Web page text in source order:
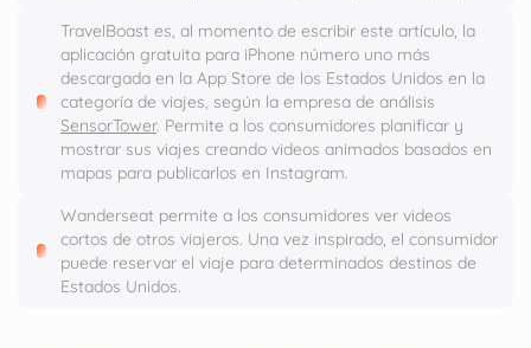
TravelBoast es, al momento de escribir este artículo, la
aplicación gratuita para iPhone número uno más
descargada en la App Store de los Estados Unidos en la
categoría de viajes, según la empresa de análisis
SensorTower. Permite a los consumidores planificar y
mostrar sus viajes creando videos animados basados en
mapas para publicarlos en Instagram.
Wanderseat permite a los consumidores ver videos
cortos de otros viajeros. Una vez inspirado, el consumidor
puede reservar el viaje para determinados destinos de
Estados Unidos.